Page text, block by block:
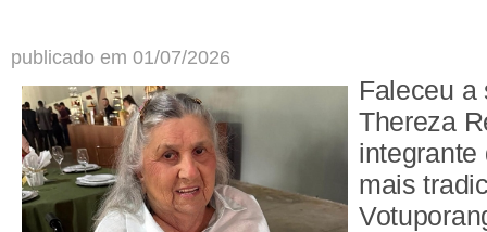
publicado em 01/07/2026
Faleceu a
Thereza
mais